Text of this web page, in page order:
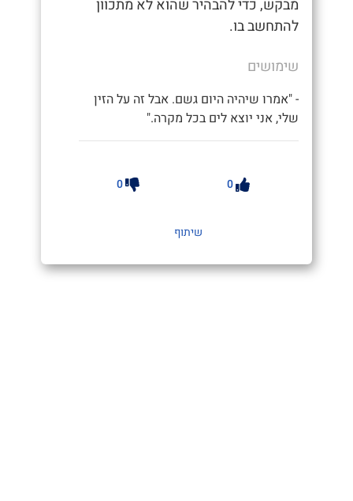
מבקש, כדי להבהיר שהוא לא מתכוון
להתחשב בו.
שימושים
- "אמרו שיהיה היום גשם. אבל זה על הזין
שלי, אני יוצא לים בכל מקרה."
0
0
שיתוף